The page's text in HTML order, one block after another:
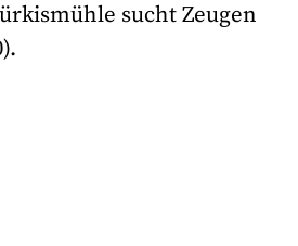
sucht Zeugen